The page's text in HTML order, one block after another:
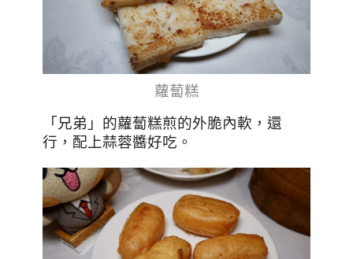
蘿蔔糕
「兄弟」的蘿蔔糕煎的外脆內軟，還
行，配上蒜蓉醬好吃。